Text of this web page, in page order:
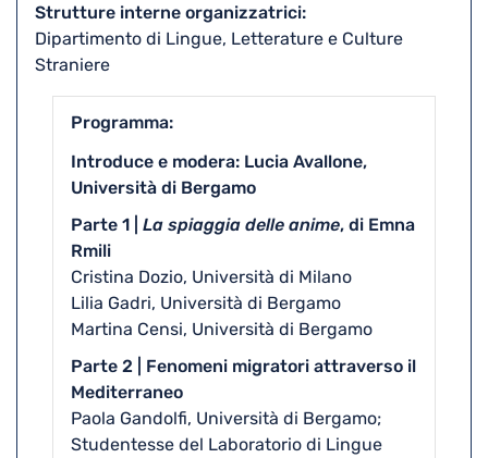
Strutture interne organizzatrici
Dipartimento di Lingue, Letterature e Culture
Straniere
Programma
Introduce e modera: Lucia Avallone,
Università di Bergamo
Parte 1 | La spiaggia delle anime, di Emna
Rmili
Cristina Dozio, Università di Milano
Lilia Gadri, Università di Bergamo
Martina Censi, Università di Bergamo
Parte 2 | Fenomeni migratori attraverso il
Mediterraneo
Paola Gandolfi, Università di Bergamo;
Studentesse del Laboratorio di Lingue